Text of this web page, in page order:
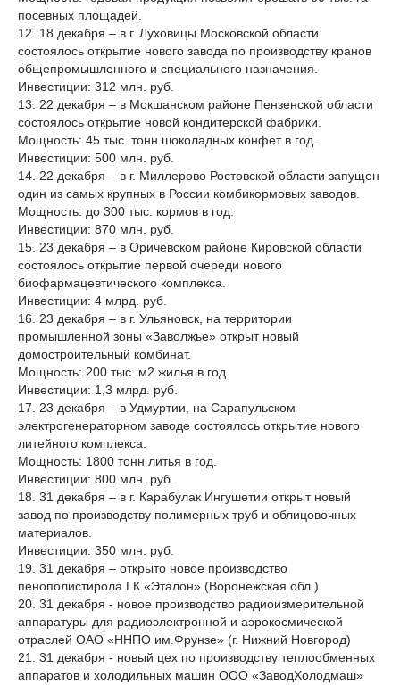
посевных площадей.
12. 18 декабря – в г. Луховицы Московской области
состоялось открытие нового завода по производству кранов
общепромышленного и специального назначения.
Инвестиции: 312 млн. руб.
13. 22 декабря – в Мокшанском районе Пензенской области
состоялось открытие новой кондитерской фабрики.
Мощность: 45 тыс. тонн шоколадных конфет в год.
Инвестиции: 500 млн. руб.
14. 22 декабря – в г. Миллерово Ростовской области запущен
один из самых крупных в России комбикормовых заводов.
Мощность: до 300 тыс. кормов в год.
Инвестиции: 870 млн. руб.
15. 23 декабря – в Оричевском районе Кировской области
состоялось открытие первой очереди нового
биофармацевтического комплекса.
Инвестиции: 4 млрд. руб.
16. 23 декабря – в г. Ульяновск, на территории
промышленной зоны «Заволжье» открыт новый
домостроительный комбинат.
Мощность: 200 тыс. м2 жилья в год.
Инвестиции: 1,3 млрд. руб.
17. 23 декабря – в Удмуртии, на Сарапульском
электрогенераторном заводе состоялось открытие нового
литейного комплекса.
Мощность: 1800 тонн литья в год.
Инвестиции: 800 млн. руб.
18. 31 декабря – в г. Карабулак Ингушетии открыт новый
завод по производству полимерных труб и облицовочных
материалов.
Инвестиции: 350 млн. руб.
19. 31 декабря – открыто новое производство
пенополистирола ГК «Эталон» (Воронежская обл.)
20. 31 декабря - новое производство радиоизмерительной
аппаратуры для радиоэлектронной и аэрокосмической
отраслей ОАО «ННПО им.Фрунзе» (г. Нижний Новгород)
21. 31 декабря - новый цех по производству теплообменных
аппаратов и холодильных машин ООО «ЗаводХолодмаш»